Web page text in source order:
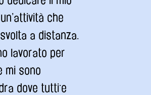
che
a distanza.
lavorato per
mi sono
dove tutti·e